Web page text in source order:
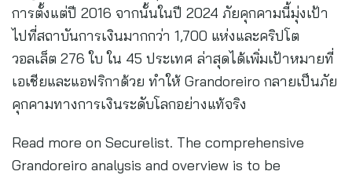
การตั้งแต่ปี 2016 จากนั้นในปี 2024 ภัยคุกคามนี้มุ่งเป้า
ไปที่สถาบันการเงินมากกว่า 1,700 แห่งและคริปโต
วอลเล็ต 276 ใบ ใน 45 ประเทศ ล่าสุดได้เพิ่มเป้าหมายที่
เอเชียและแอฟริกาด้วย ทำให้ Grandoreiro กลายเป็นภัย
คุกคามทางการเงินระดับโลกอย่างแท้จริง
Read more on Securelist. The comprehensive
Grandoreiro analysis and overview is to be